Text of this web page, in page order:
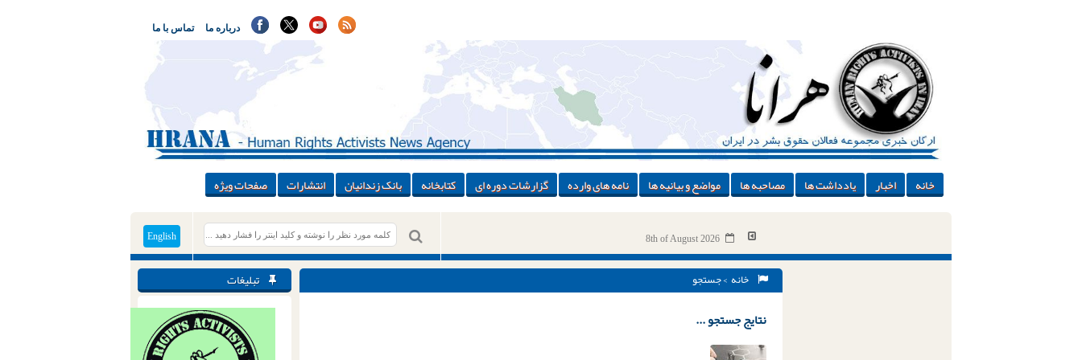
تماس با ما درباره ما
خانه اخبار یادداشت ها مصاحبه ها مواضع و بیانیه ها نامه های وارده گزارشات دوره ای کتابخانه بانک زندانیان انتشارات صفحات ویژه
English 8th of August 2026
تبلیغات خانه > جستجو
نتایج جستجو ...